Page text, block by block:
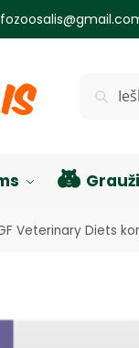
Veterinary Diets